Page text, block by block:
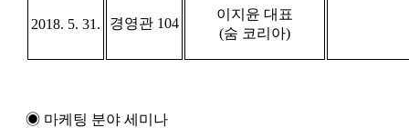
2018. 5. 31. 경영관 104
이지윤 대표
(숨 코리아)
◉ 마케팅 분야 세미나